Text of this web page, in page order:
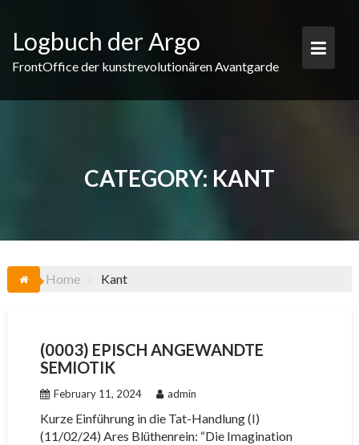
content
Logbuch der Argo
FrontOffice der kunstrevolutionären Avantgarde
CATEGORY: KANT
Home Kant
(0003) EPISCH ANGEWANDTE
SEMIOTIK
February 11, 2024 admin
Kurze Einführung in die Tat-Handlung (I)
(11/02/24) Ares Blüthenrein: “Die Imagination